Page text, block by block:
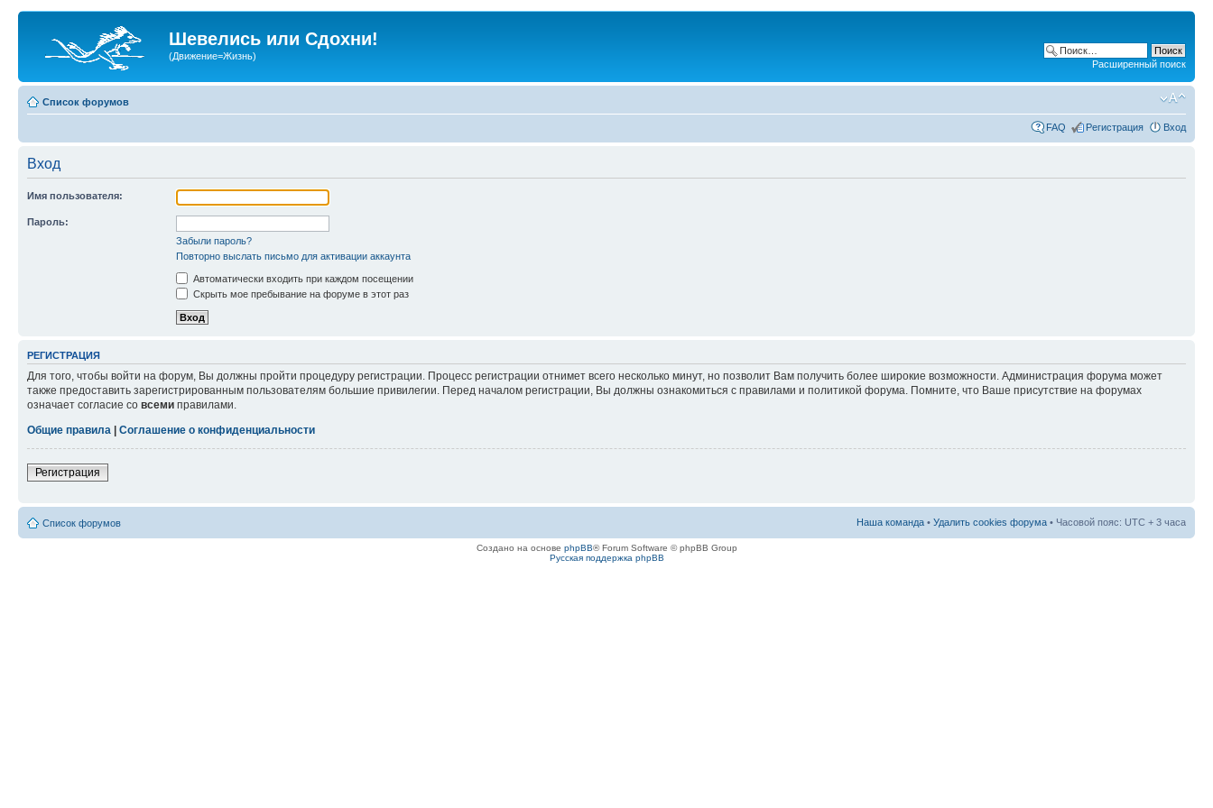
Шевелись или Сдохни!
(Движение=Жизнь)
Расширенный поиск
Список форумов
FAQ Регистрация Вход
Вход
Имя пользователя:
Пароль:
Забыли пароль?
Повторно выслать письмо для активации аккаунта
Автоматически входить при каждом посещении
Скрыть мое пребывание на форуме в этот раз
РЕГИСТРАЦИЯ
Для того, чтобы войти на форум, Вы должны пройти процедуру регистрации. Процесс регистрации отнимет всего несколько минут, но позволит Вам получить более широкие возможности. Администрация форума может
также предоставить зарегистрированным пользователям большие привилегии. Перед началом регистрации, Вы должны ознакомиться с правилами и политикой форума. Помните, что Ваше присутствие на форумах
означает согласие со всеми правилами.
Общие правила
Соглашение о конфиденциальности
Регистрация
Список форумов Наша команда • Удалить cookies форума • Часовой пояс: UTC + 3 часа
Создано на основе phpBB® Forum Software © phpBB Group
Русская поддержка phpBB